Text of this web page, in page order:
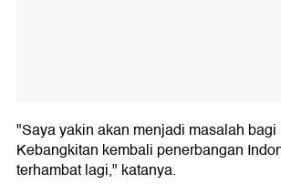
"Saya yakin akan menjadi masalah bagi
Kebangkitan kembali penerbangan
terhambat lagi," katanya.